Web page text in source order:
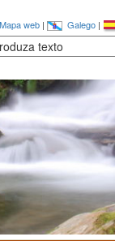
Mapa web | Galego |